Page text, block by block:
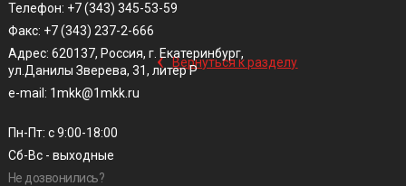
‹ Вернуться к разделу
Телефон: +7 (343) 345-53-59
Факс: +7 (343) 237-2-666
Адрес: 620137, Россия, г. Екатеринбург,
ул.Данилы Зверева, 31, литер Р
e-mail: 1mkk@1mkk.ru
Пн-Пт: с 9:00-18:00
Сб-Вс - выходные
Не дозвонились?